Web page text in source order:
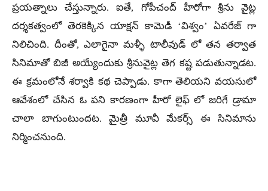
ప్రయత్నాలు చేస్తున్నారు. ఐతే, గోపీచంద్ హీరోగా శ్రీను వైట్ల
దర్శకత్వంలో తెరకెక్కిన యాక్షన్ కామెడీ ‘విశ్వం’ ఏవరేజ్ గా
నిలిచింది. దీంతో, ఎలాగైనా మళ్ళీ టాలీవుడ్ లో తన తర్వాత
సినిమాతో బిజీ అయ్యేందుకు శ్రీనువైట్ల తెగ కష్ట పడుతున్నాడట.
ఈ క్రమంలోనే శర్వాకి కథ చెప్పాడు. కాగా తెలియని వయసులో
ఆవేశంలో చేసిన ఓ పని కారణంగా హీరో లైఫ్ లో జరిగే డ్రామా
చాలా బాగుంటుందట. మైత్రీ మూవీ మేకర్స్ ఈ సినిమాను
నిర్మించనుంది.